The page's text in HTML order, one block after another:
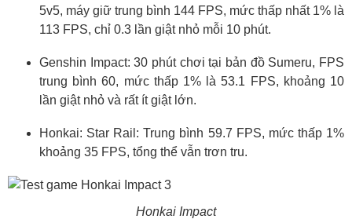
5v5, máy giữ trung bình 144 FPS, mức thấp nhất 1% là
113 FPS, chỉ 0.3 lần giật nhỏ mỗi 10 phút.
Genshin Impact: 30 phút chơi tại bản đồ Sumeru, FPS
trung bình 60, mức thấp 1% là 53.1 FPS, khoảng 10
lần giật nhỏ và rất ít giật lớn.
Honkai: Star Rail: Trung bình 59.7 FPS, mức thấp 1%
khoảng 35 FPS, tổng thể vẫn trơn tru.
Honkai Impact